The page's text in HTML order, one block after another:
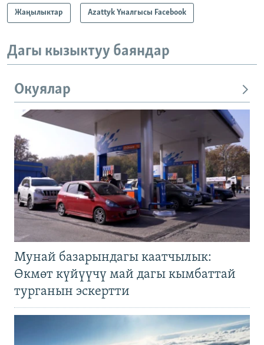
Жаңылыктар Azattyk Үналгысы Facebook
Дагы кызыктуу баяндар
Окуялар
Мунай базарындагы каатчылык:
Өкмөт күйүүчү май дагы кымбаттай
турганын эскертти